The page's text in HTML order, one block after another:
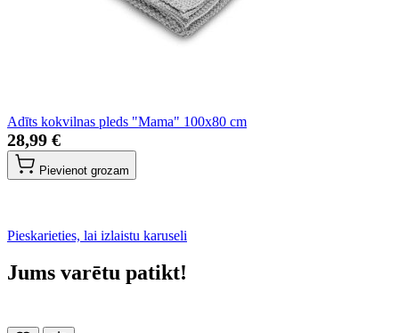
Adīts kokvilnas pleds "Mama" 100x80 cm
28,99 €
Pievienot grozam
Pieskarieties, lai izlaistu karuseli
Jums varētu patikt!